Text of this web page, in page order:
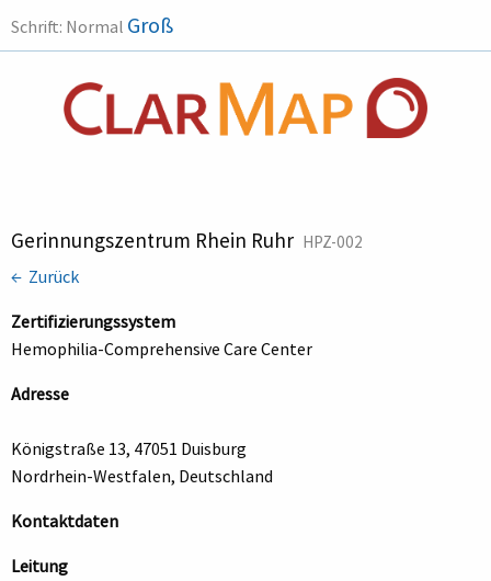
Schrift: Normal Groß
Gerinnungszentrum Rhein Ruhr HPZ-002
← Zurück
Zertifizierungssystem
Hemophilia-Comprehensive Care Center
Adresse
Königstraße 13, 47051 Duisburg
Nordrhein-Westfalen, Deutschland
Kontaktdaten
Leitung